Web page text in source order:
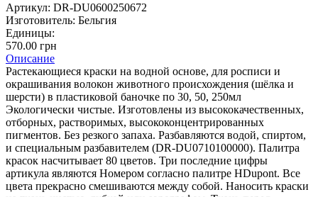
Артикул: DR-DU0600250672
Изготовитель: Бельгия
Единицы:
570.00 грн
Описание
Растекающиеся краски на водной основе, для росписи и
окрашивания волокон животного происхождения (шёлка и
шерсти) в пластиковой баночке по 30, 50, 250мл
Экологически чистые. Изготовлены из высококачественных,
отборных, растворимых, высококонцентрированных
пигментов. Без резкого запаха. Разбавляются водой, спиртом,
и специальным разбавителем (DR-DU0710100000). Палитра
красок насчитывает 80 цветов. Три последние цифры
артикула являются Номером согласно палитре HDupont. Все
цвета прекрасно смешиваются между собой. Наносить краски